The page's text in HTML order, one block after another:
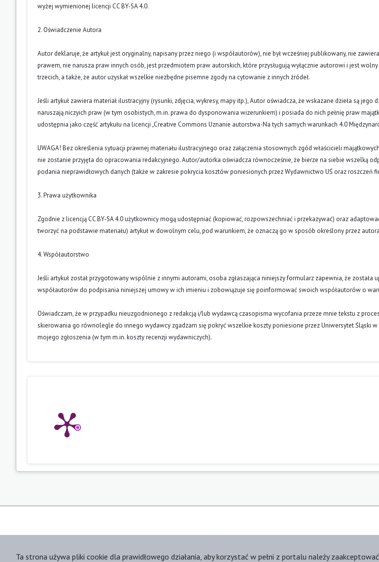
wyżej wymienionej licencji CC BY-SA 4.0.
2. Oświadczenie Autora
Autor deklaruje, że artykuł jest oryginalny, napisany przez niego (i współautorów), nie był wcześniej publikowany, nie
prawem, nie narusza praw innych osób, jest przedmiotem praw autorskich, które przysługują wyłącznie autorowi i jest
trzecich, a także, że autor uzyskał wszelkie niezbędne pisemne zgody na cytowanie z innych źródeł.
Jeśli artykuł zawiera materiał ilustracyjny (rysunki, zdjęcia, wykresy, mapy itp.), Autor oświadcza, że wskazane dzieła są jego
naruszają niczyich praw (w tym osobistych, m.in. prawa do dysponowania wizerunkiem) i posiada do nich pełnię praw
udostępnia jako część artykułu na licencji „Creative Commons Uznanie autorstwa-Na tych samych warunkach 4.0
UWAGA! Bez określenia sytuacji prawnej materiału ilustracyjnego oraz załączenia stosownych zgód właścicieli
nie zostanie przyjęta do opracowania redakcyjnego. Autor/autorka oświadcza równocześnie, że bierze na siebie wszelką
podania nieprawidłowych danych (także w zakresie pokrycia kosztów poniesionych przez Wydawnictwo UŚ oraz roszczeń
3. Prawa użytkownika
Zgodnie z licencją CC BY-SA 4.0 użytkownicy mogą udostępniać (kopiować, rozpowszechniać i przekazywać) oraz
tworzyć na podstawie materiału) artykuł w dowolnym celu, pod warunkiem, że oznaczą go w sposób określony przez
4. Współautorstwo
Jeśli artykuł został przygotowany wspólnie z innymi autorami, osoba zgłaszająca niniejszy formularz zapewnia, że została
współautorów do podpisania niniejszej umowy w ich imieniu i zobowiązuje się poinformować swoich współautorów o
Oświadczam, że w przypadku nieuzgodnionego z redakcją i/lub wydawcą czasopisma wycofania przeze mnie tekstu z
skierowania go równolegle do innego wydawcy zgadzam się pokryć wszelkie koszty poniesione przez Uniwersytet Śląski
mojego zgłoszenia (w tym m.in. koszty recenzji wydawniczych).
Ta strona używa pliki cookie dla prawidłowego działania, aby korzystać w pełni z portalu należy